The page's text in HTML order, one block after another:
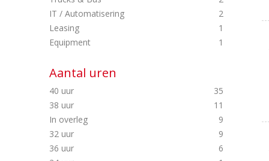
IT / Automatisering
2
Leasing
1
Equipment
1
Aantal uren
40 uur
35
38 uur
11
In overleg
9
32 uur
9
36 uur
6